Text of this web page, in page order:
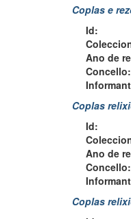
Coplas e
Id:
Ano de
Concello:
Coplas
Id:
Ano de
Concello:
Coplas